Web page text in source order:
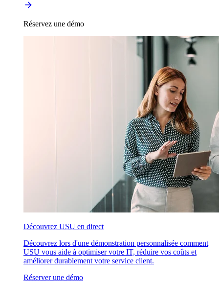
Réservez une démo
Découvrez USU en direct
Découvrez lors d'une démonstration personnalisée comment
USU vous aide à optimiser votre IT, réduire vos coûts et
améliorer durablement votre service client.
Réserver une démo